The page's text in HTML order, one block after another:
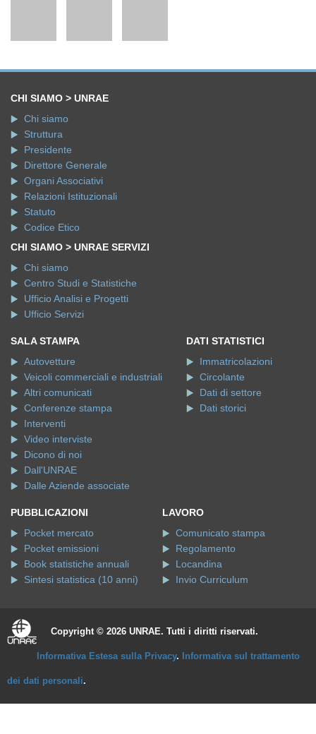
CHI SIAMO > UNRAE
Chi siamo
Struttura
Presidente
Direttore Generale
Organi Associativi
Relazioni Istituzionali
Statuto
Codice Etico
CHI SIAMO > UNRAE SERVIZI
Chi siamo
Centro Studi e Statistiche
Ufficio Analisi e Progetti
Ufficio Servizi
SALA STAMPA
Autovetture
Veicoli commerciali e industriali
Altri comunicati
Conferenze stampa
Interventi
Video interviste
Dicono di noi
Dall'UNRAE
Dalle Aziende associate
DATI STATISTICI
Immatricolazioni
Circolante
Dati di settore
Dati storici
PUBBLICAZIONI
Pocket mercato
Pocket emissioni
Book statistiche annuali
Sintesi statistica (10 anni)
LAVORO
Comunicato stampa
Regolamento
Locandina
Invio Curriculum
Copyright © 2026 UNRAE. Tutti i diritti riservati.
Informativa Estesa sulla Privacy. Informativa sul trattamento
dei dati personali.